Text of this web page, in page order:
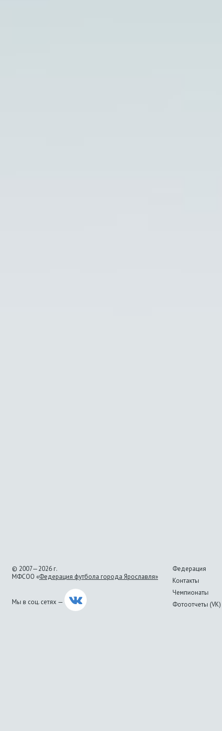
© 2007—2026 г.
МФСОО «Федерация футбола города Ярославля»
Мы в соц. сетях —
Федерация
Контакты
Чемпионаты
Фотоотчеты (VK)